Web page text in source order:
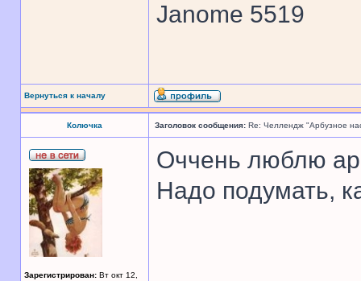
Janome 5519
Вернуться к началу
Колючка Заголовок сообщения: Re: Челлендж "Арбузное
Зарегистрирован: Вт окт 12,
Оччень люблю
Надо подумать,